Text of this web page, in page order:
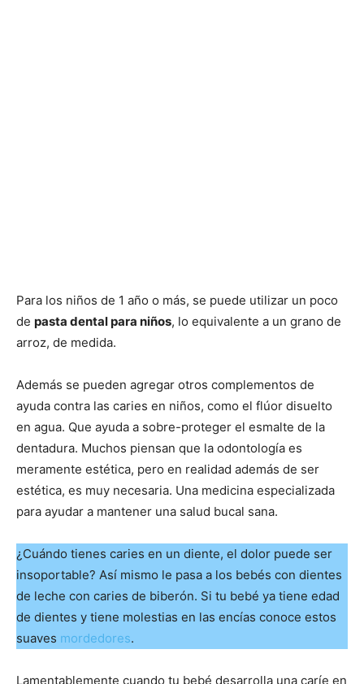
Para los niños de 1 año o más, se puede utilizar un poco
de pasta dental para niños, lo equivalente a un grano de
arroz, de medida.
Además se pueden agregar otros complementos de
ayuda contra las caries en niños, como el flúor disuelto
en agua. Que ayuda a sobre-proteger el esmalte de la
dentadura. Muchos piensan que la odontología es
meramente estética, pero en realidad además de ser
estética, es muy necesaria. Una medicina especializada
para ayudar a mantener una salud bucal sana.
¿Cuándo tienes caries en un diente, el dolor puede ser
insoportable? Así mismo le pasa a los bebés con dientes
de leche con caries de biberón. Si tu bebé ya tiene edad
de dientes y tiene molestias en las encías conoce estos
suaves mordedores.
Lamentablemente cuando tu bebé desarrolla una caríe en